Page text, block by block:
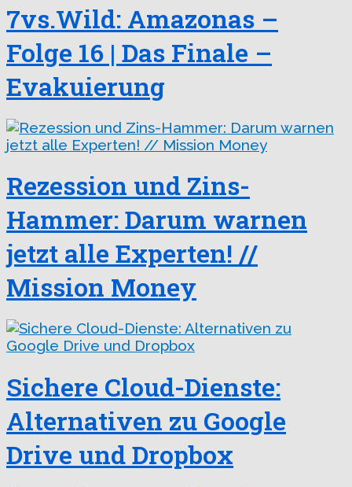
7vs.Wild: Amazonas –
Folge 16 | Das Finale –
Evakuierung
Rezession und Zins-
Hammer: Darum warnen
jetzt alle Experten! //
Mission Money
Sichere Cloud-Dienste:
Alternativen zu Google
Drive und Dropbox